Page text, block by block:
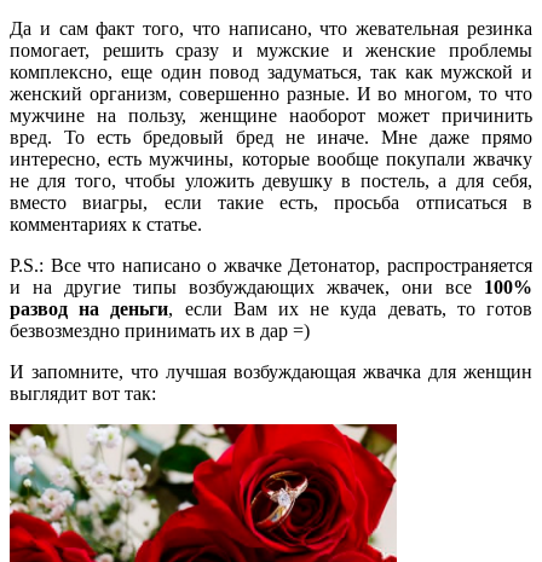
Да и сам факт того, что написано, что жевательная резинка
помогает, решить сразу и мужские и женские проблемы
комплексно, еще один повод задуматься, так как мужской и
женский организм, совершенно разные. И во многом, то что
мужчине на пользу, женщине наоборот может причинить
вред. То есть бредовый бред не иначе. Мне даже прямо
интересно, есть мужчины, которые вообще покупали жвачку
не для того, чтобы уложить девушку в постель, а для себя,
вместо виагры, если такие есть, просьба отписаться в
комментариях к статье.
P.S.: Все что написано о жвачке Детонатор, распространяется
и на другие типы возбуждающих жвачек, они все 100%
развод на деньги, если Вам их не куда девать, то готов
безвозмездно принимать их в дар =)
И запомните, что лучшая возбуждающая жвачка для женщин
выглядит вот так: